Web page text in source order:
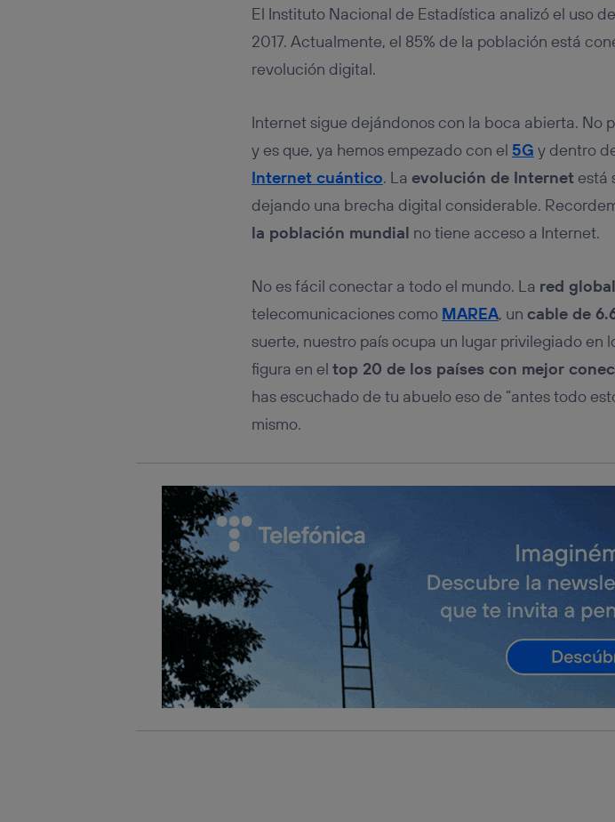
El Instituto Nacional de Estadística analizó el uso
2017. Actualmente, el 85% de la población está
revolución digital.
Internet sigue dejándonos con la boca abierta. No
y es que, ya hemos empezado con el 5G y dentro
Internet cuántico. La evolución de Internet está
dejando una brecha digital considerable.
la población mundial no tiene acceso a Internet.
No es fácil conectar a todo el mundo. La red global
telecomunicaciones como MAREA, un cable de
suerte, nuestro país ocupa un lugar privilegiado en
figura en el top 20 de los países con mejor
has escuchado de tu abuelo eso de “antes todo
mismo.
conecte su dispositivo y consienta el uso de
Típicamente:
Si utilizas una
realizará en función de las actividades de
Si utilizasdatos móviles, el marketing será
únicamente en la navegación del usuario
Puedes gestionar los consentimientos Utiq
inferior de esta página web o visitando el